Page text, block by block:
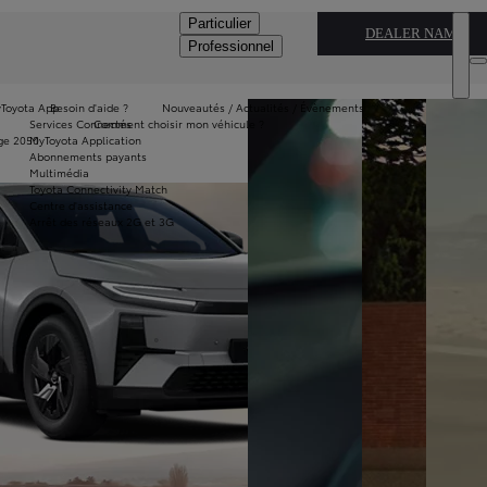
Particulier
Professionnel
DEALER NAME
App
Services Connectés
MyToyota Application
Abonnements payants
Multimédia
Toyota Connectivity Match
Centre d'assistance
Arrêt des réseaux 2G et 3G
Besoin d'aide ?
Comment choisir mon véhicule ?
2050
Nouveautés / Actualités / Évènements